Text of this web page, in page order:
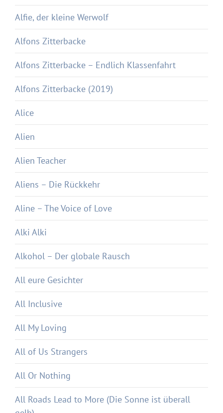
Alfie, der kleine Werwolf
Alfons Zitterbacke
Alfons Zitterbacke – Endlich Klassenfahrt
Alfons Zitterbacke (2019)
Alice
Alien
Alien Teacher
Aliens – Die Rückkehr
Aline – The Voice of Love
Alki Alki
Alkohol – Der globale Rausch
All eure Gesichter
All Inclusive
All My Loving
All of Us Strangers
All Or Nothing
All Roads Lead to More (Die Sonne ist überall